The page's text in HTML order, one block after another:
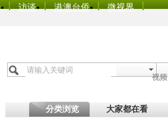
访谈 港澳台侨 微视界
视频
分类浏览 大家都在看